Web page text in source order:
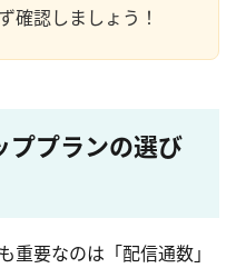
確認しましょう！
ププランの選び
重要なのは「配信通数」